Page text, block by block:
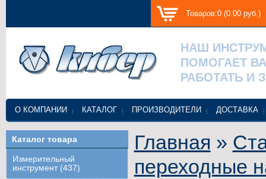
Товаров:0 (0.00 руб.)
НАШ
ПОМОГАЕТ
РАБОТАТЬ И
О КОМПАНИИ КАТАЛОГ ПРОИЗВОДИТЕЛИ ДОСТАВКА
Каталог товара
Измерительный
инструмент (437)
Главная »
переходные